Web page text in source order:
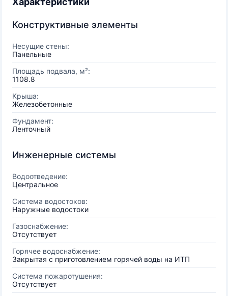
Конструктивные элементы
Несущие стены:
Панельные
Площадь подвала, м²:
1108.8
Крыша:
Железобетонные
Фундамент:
Ленточный
Инженерные системы
Водоотведение:
Центральное
Система водостоков:
Наружные водостоки
Газоснабжение:
Отсутствует
Горячее водоснабжение:
Закрытая с приготовлением горячей воды на ИТП
Система пожаротушения:
Отсутствует